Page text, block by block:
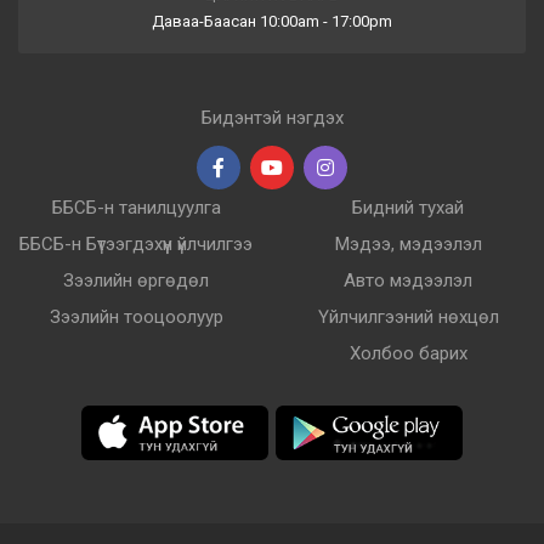
Даваа-Баасан 10:00am - 17:00pm
Бидэнтэй нэгдэх
ББСБ-н танилцуулга
ББСБ-н Бүтээгдэхүүн үйлчилгээ
Зээлийн өргөдөл
Зээлийн тооцоолуур
Бидний тухай
Мэдээ, мэдээлэл
Авто мэдээлэл
Үйлчилгээний нөхцөл
Холбоо барих